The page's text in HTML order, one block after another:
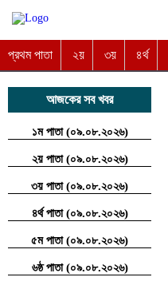
প্রথম পাতা ২য় ৩য় ৪র্থ
আজকের সব খবর
১ম পাতা (০৯.০৮.২০২৬)
২য় পাতা (০৯.০৮.২০২৬)
৩য় পাতা (০৯.০৮.২০২৬)
৪র্থ পাতা (০৯.০৮.২০২৬)
৫ম পাতা (০৯.০৮.২০২৬)
৬ষ্ঠ পাতা (০৯.০৮.২০২৬)